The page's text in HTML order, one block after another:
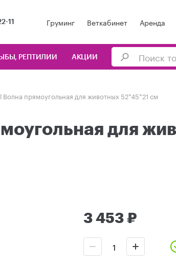
11 Груминг Веткабинет Аренда
РЕПТИЛИИ АКЦИИ
Волна прямоугольная для животных 52*45*21 см
для
3 453 ₽